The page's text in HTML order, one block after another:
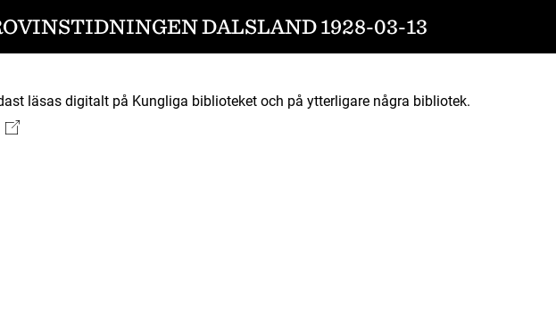
DALSLAND 1928-03-13
läsas digitalt på Kungliga biblioteket och på ytterligare några bibliotek.